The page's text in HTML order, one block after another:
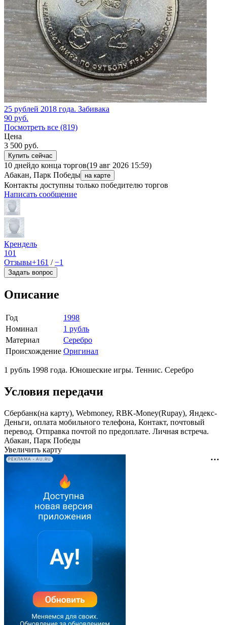
25 рублей 2018 года. Забивака
90 руб.
Посмотреть все (819)
Цена
3 500 руб.
Купить сейчас
10 днейдо конца торгов(19 авг 2026 15:59)
Абакан, Парк Победы на карте
Контакты доступны только победителю торгов
Написать сообщение
Крендель
101
Отзывы+161 /−1
Задать вопрос
Описание
Год
1998
Номинал
1 рубль
Материал
Серебро
Происхождение Оригинал
1 рубль 1998 года. Юношеские игры. Теннис. Серебро
Условия передачи
Сбербанк(на карту), Webmoney, RBK-Money(Rupay), Яндекс-
Деньги, оплата мобильного телефона, Контакт, почтовый
перевод. Отправка почтой по предоплате. Личная встреча.
Абакан, Парк Победы
Увеличить карту
РЕКЛАМА • AU.RU